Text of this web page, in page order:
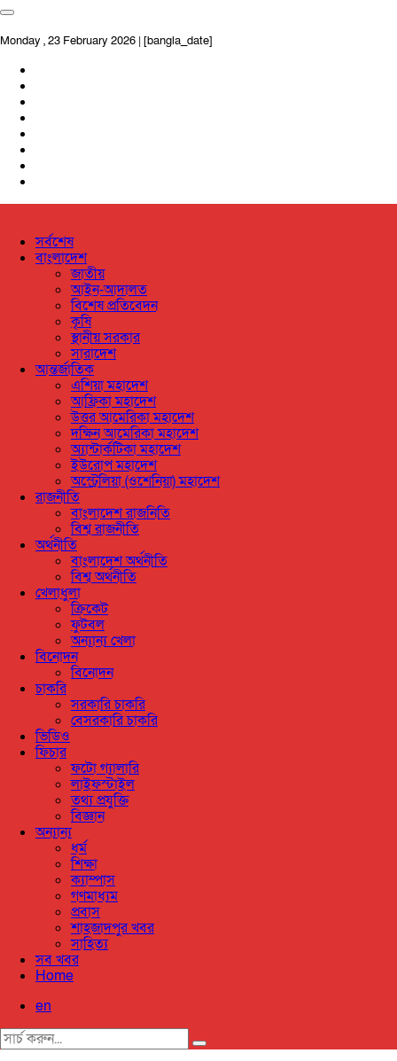
Monday , 23 February 2026 | [bangla_date]
সর্বশেষ
বাংলাদেশ
জাতীয়
আইন-আদালত
বিশেষ প্রতিবেদন
কৃষি
স্থানীয় সরকার
সারাদেশ
আন্তর্জাতিক
এশিয়া মহাদেশ
আফ্রিকা মহাদেশ
উত্তর আমেরিকা মহাদেশ
দক্ষিন আমেরিকা মহাদেশ
অ্যান্টার্কটিকা মহাদেশ
ইউরোপ মহাদেশ
অস্ট্রেলিয়া (ওশেনিয়া) মহাদেশ
রাজনীতি
বাংলাদেশ রাজনিতি
বিশ্ব রাজনীতি
অর্থনীতি
বাংলাদেশ অর্থনীতি
বিশ্ব অর্থনীতি
খেলাধুলা
ক্রিকেট
ফুটবল
অন্যান্য খেলা
বিনোদন
বিনোদন
চাকরি
সরকারি চাকরি
বেসরকারি চাকরি
ভিডিও
ফিচার
ফটো গ্যালারি
লাইফস্টাইল
তথ্য প্রযুক্তি
বিজ্ঞান
অন্যান্য
ধর্ম
শিক্ষা
ক্যাম্পাস
গণমাধ্যম
প্রবাস
শাহজাদপুর খবর
সাহিত্য
সব খবর
Home
en